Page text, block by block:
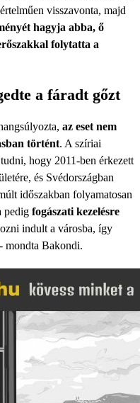
visszavonta, majd
hagyja abba, ő
folytatta a
a fáradt gőzt
az eset nem
történt. A szíriai
hogy 2011-ben érkezett
és Svédországban
időszakban folyamatosan
pedig fogászati kezelésre
indult a városba, így
mondta Bakondi.